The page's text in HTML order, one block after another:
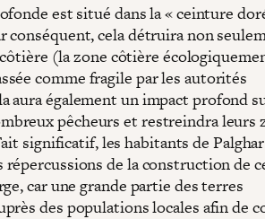
est situé dans la « ceinture
conséquent, cela détruira non
(la zone côtière
comme fragile par les autorités
aura également un impact profond
pêcheurs et restreindra leurs
significatif, les habitants de
répercussions de la construction de
car une grande partie des terres
des populations locales afin de